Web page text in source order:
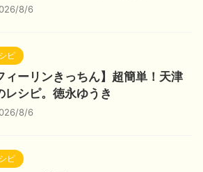
8/6
ピ
ィーリンきっちん】超簡単！天津
レシピ。徳永ゆうき
8/6
ピ